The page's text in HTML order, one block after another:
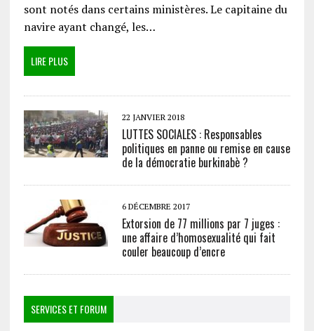
sont notés dans certains ministères. Le capitaine du
navire ayant changé, les…
LIRE PLUS
22 JANVIER 2018
LUTTES SOCIALES : Responsables
politiques en panne ou remise en cause
de la démocratie burkinabè ?
6 DÉCEMBRE 2017
Extorsion de 77 millions par 7 juges :
une affaire d’homosexualité qui fait
couler beaucoup d’encre
SERVICES ET FORUM